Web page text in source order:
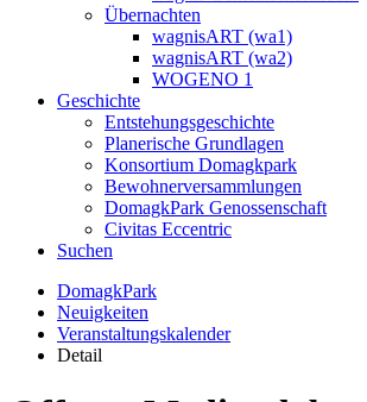
Übernachten
wagnisART (wa1)
wagnisART (wa2)
WOGENO 1
Geschichte
Entstehungsgeschichte
Planerische Grundlagen
Konsortium Domagkpark
Bewohnerversammlungen
DomagkPark Genossenschaft
Civitas Eccentric
Suchen
DomagkPark
Neuigkeiten
Veranstaltungskalender
Detail